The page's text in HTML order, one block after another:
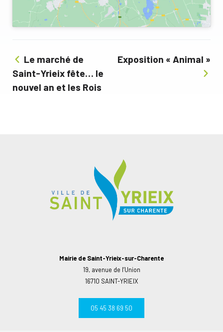
Le marché de
Saint-Yrieix fête… le
nouvel an et les Rois
Exposition « Animal »
Mairie de Saint-Yrieix-sur-Charente
19, avenue de l’Union
16710 SAINT-YRIEIX
05 45 38 69 50